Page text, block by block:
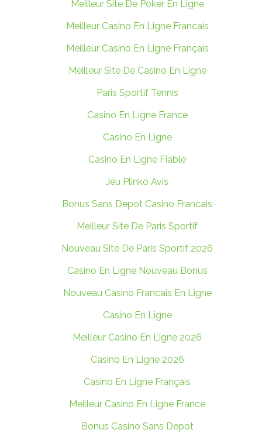
Meilleur Site De Poker En Ligne
Meilleur Casino En Ligne Francais
Meilleur Casino En Ligne Français
Meilleur Site De Casino En Ligne
Paris Sportif Tennis
Casino En Ligne France
Casino En Ligne
Casino En Ligne Fiable
Jeu Plinko Avis
Bonus Sans Depot Casino Francais
Meilleur Site De Paris Sportif
Nouveau Site De Paris Sportif 2026
Casino En Ligne Nouveau Bonus
Nouveau Casino Francais En Ligne
Casino En Ligne
Meilleur Casino En Ligne 2026
Casino En Ligne 2026
Casino En Ligne Français
Meilleur Casino En Ligne France
Bonus Casino Sans Depot